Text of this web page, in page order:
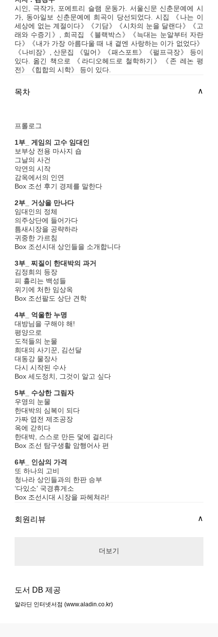
시인, 극작가, 포에트리 슬램 운동가. 서울신문 신춘문예에 시
가, 동아일보 신춘문예에 희곡이 당선되었다. 시집 《나는 이
세상에 없는 계절이다》《기담》《시차의 눈을 달랜다》《고
래와 수증기》, 희곡집 《블랙박스》《늑대는 눈알부터 자란
다》《내가 가장 아름다울 때 내 곁엔 사랑하는 이가 없었다》
《나비잠》, 산문집 《밀어》《패스포트》《펄프극장》 등이
있다. 옮긴 책으로 《라디오헤드로 철학하기》《존 레논 평
전》《힙합의 시학》 등이 있다.
목차
프롤로그
1부_ 게임의 고수 임대인
보부상 전용 마사지 숍
그날의 사건
악연의 시작
감옥에서의 인연
Box 조선 후기 경제를 말한다
2부_ 거상을 만나다
임대인의 정체
의주상단에 들어가다
틈새시장을 공략하라
귀중한 가르침
Box 조선시대 상인들을 소개합니다
3부_ 찌질이 한대박의 과거
김정희의 등장
피 흘리는 백성들
위기에 처한 임상옥
Box 조선팔도 상단 견학
4부_ 억울한 누명
대방님을 구해야 해!
평양으로
도적들의 눈물
희대의 사기꾼, 김선달
대동강 물장사
다시 시작된 수사
Box 세도정치, 그것이 알고 싶다
5부_ 수상한 그림자
우영의 눈물
한대박의 심복이 되다
가짜 엽전 제조공장
옥에 갇히다
한대박, 스스로 만든 덫에 걸리다
Box 조선 탐구생활 암행어사 편
6부_ 인삼의 가격
또 하나의 고비
청나라 상인들과의 한판 승부
‘다있소’ 국경휴게소
Box 조선시대 시장을 파헤쳐라!
회원리뷰
더보기
도서 DB 제공
알라딘 인터넷서점 (www.aladin.co.kr)